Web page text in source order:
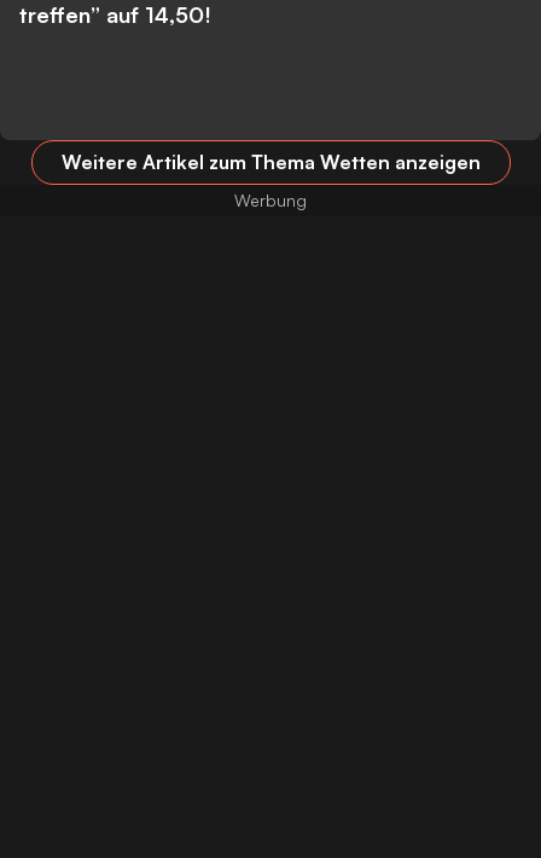
treffen” auf 14,50!
Weitere Artikel zum Thema Wetten anzeigen